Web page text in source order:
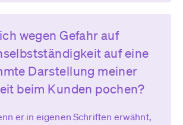
wegen Gefahr auf
auf eine
Darstellung meiner
beim Kunden pochen?
er in eigenen Schriften erwähnt,